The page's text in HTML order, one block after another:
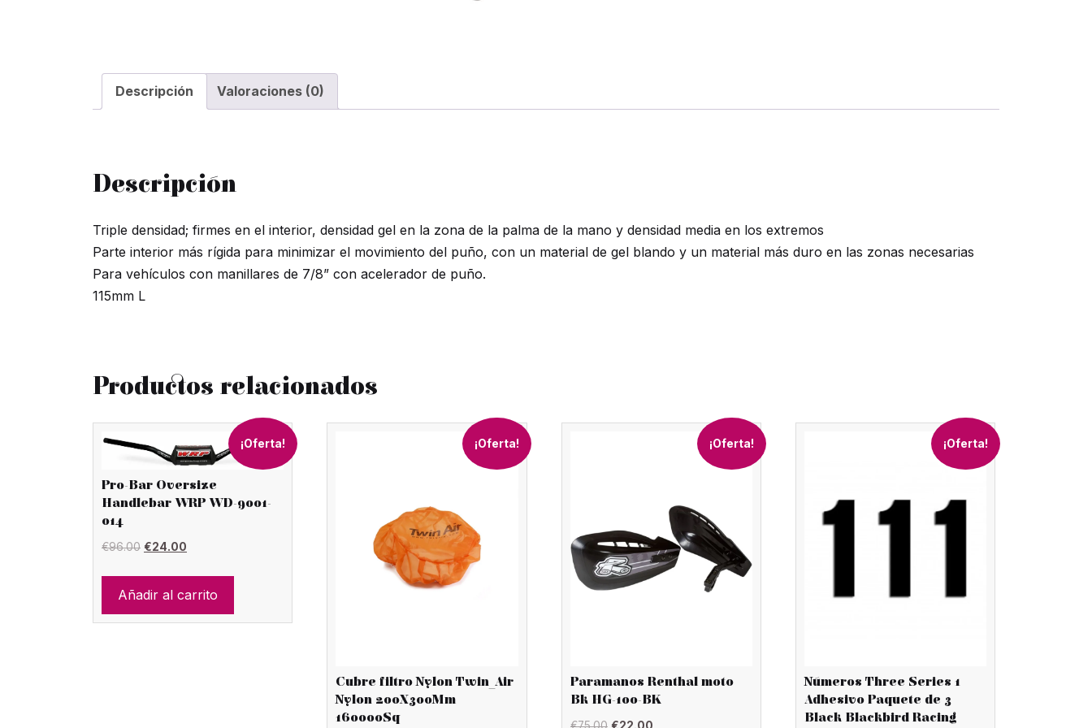
Descripción Valoraciones (0)
Descripción
Triple densidad; firmes en el interior, densidad gel en la zona de la palma de la mano y densidad media en los extremos
Parte interior más rígida para minimizar el movimiento del puño, con un material de gel blando y un material más duro en las zonas necesarias
Para vehículos con manillares de 7/8” con acelerador de puño.
115mm L
Productos relacionados
¡Oferta!
Pro-Bar Oversize
Handlebar WRP WD-9001-
014
€96.00 El
original
era:
€24.00
actual
es:
Añadir al carrito
¡Oferta!
Cubre filtro Nylon Twin_Air
Nylon 200X300Mm
160000Sq
¡Oferta!
Paramanos Renthal moto
Bk HG-100-BK
El
El
¡Oferta!
Números Three Series 1
Adhesivo Paquete de 3
Black Blackbird Racing